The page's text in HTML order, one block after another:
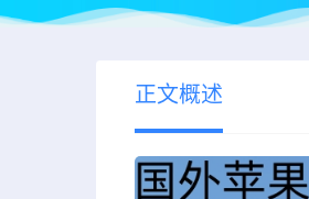
正文概述